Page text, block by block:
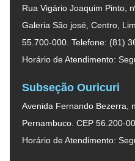
Rua Vigário Joaquim Pinto,
Galeria São josé, Centro,
55.700-000. Telefone: (81)
Horário de Atendimento:
Subseção Ouricuri
Avenida Fernando Bezerra,
Pernambuco. CEP 56.200-
Horário de Atendimento: